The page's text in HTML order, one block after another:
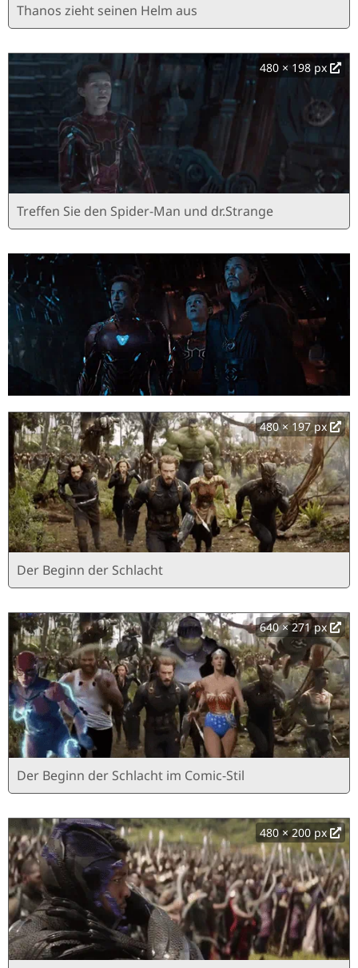
Thanos zieht seinen Helm aus
480 × 198 px
Treffen Sie den Spider-Man und dr.Strange
480 × 197 px
Der Beginn der Schlacht
640 × 271 px
Der Beginn der Schlacht im Comic-Stil
480 × 200 px